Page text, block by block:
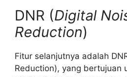
DNR (Digital
Reduction)
Fitur selanjutnya adalah
Reduction), yang bertujuan